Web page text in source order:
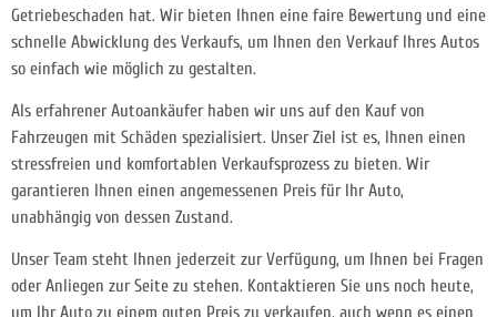
Getriebeschaden hat. Wir bieten Ihnen eine faire Bewertung und eine
schnelle Abwicklung des Verkaufs, um Ihnen den Verkauf Ihres Autos
so einfach wie möglich zu gestalten.
Als erfahrener Autoankäufer haben wir uns auf den Kauf von
Fahrzeugen mit Schäden spezialisiert. Unser Ziel ist es, Ihnen einen
stressfreien und komfortablen Verkaufsprozess zu bieten. Wir
garantieren Ihnen einen angemessenen Preis für Ihr Auto,
unabhängig von dessen Zustand.
Unser Team steht Ihnen jederzeit zur Verfügung, um Ihnen bei Fragen
oder Anliegen zur Seite zu stehen. Kontaktieren Sie uns noch heute,
um Ihr Auto zu einem guten Preis zu verkaufen, auch wenn es einen